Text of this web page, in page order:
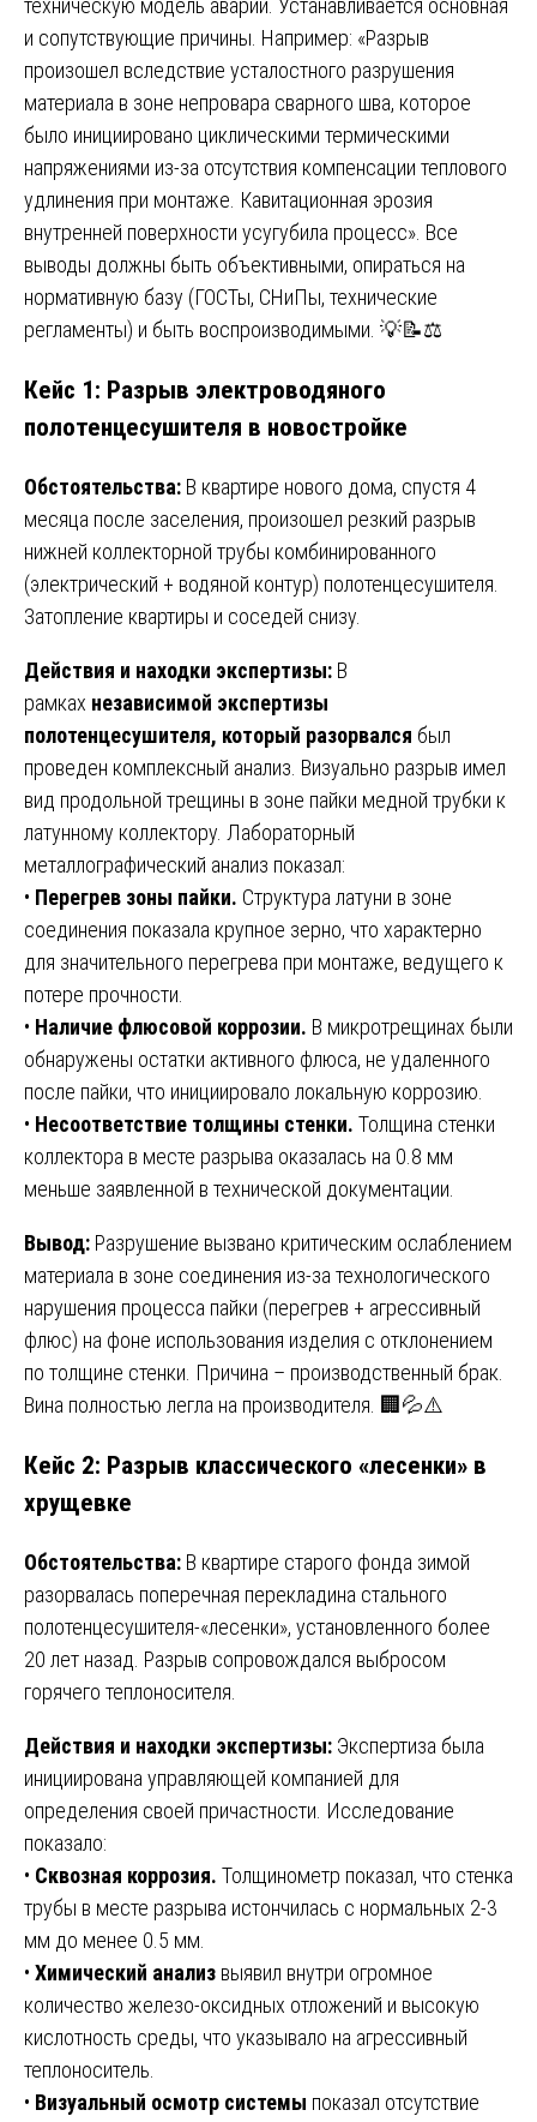
техническую модель аварии. Устанавливается основная
и сопутствующие причины. Например: «Разрыв
произошел вследствие усталостного разрушения
материала в зоне непровара сварного шва, которое
было инициировано циклическими термическими
напряжениями из-за отсутствия компенсации теплового
удлинения при монтаже. Кавитационная эрозия
внутренней поверхности усугубила процесс». Все
выводы должны быть объективными, опираться на
нормативную базу (ГОСТы, СНиПы, технические
регламенты) и быть воспроизводимыми. 💡📝⚖️
Кейс 1: Разрыв электроводяного
полотенцесушителя в новостройке
Обстоятельства: В квартире нового дома, спустя 4
месяца после заселения, произошел резкий разрыв
нижней коллекторной трубы комбинированного
(электрический + водяной контур) полотенцесушителя.
Затопление квартиры и соседей снизу.
Действия и находки экспертизы: В
рамках независимой экспертизы
полотенцесушителя, который разорвался был
проведен комплексный анализ. Визуально разрыв имел
вид продольной трещины в зоне пайки медной трубки к
латунному коллектору. Лабораторный
металлографический анализ показал:
• Перегрев зоны пайки. Структура латуни в зоне
соединения показала крупное зерно, что характерно
для значительного перегрева при монтаже, ведущего к
потере прочности.
• Наличие флюсовой коррозии. В микротрещинах были
обнаружены остатки активного флюса, не удаленного
после пайки, что инициировало локальную коррозию.
• Несоответствие толщины стенки. Толщина стенки
коллектора в месте разрыва оказалась на 0.8 мм
меньше заявленной в технической документации.
Вывод: Разрушение вызвано критическим ослаблением
материала в зоне соединения из-за технологического
нарушения процесса пайки (перегрев + агрессивный
флюс) на фоне использования изделия с отклонением
по толщине стенки. Причина – производственный брак.
Вина полностью легла на производителя. 🏢💦⚠️
Кейс 2: Разрыв классического «лесенки» в
хрущевке
Обстоятельства: В квартире старого фонда зимой
разорвалась поперечная перекладина стального
полотенцесушителя-«лесенки», установленного более
20 лет назад. Разрыв сопровождался выбросом
горячего теплоносителя.
Действия и находки экспертизы: Экспертиза была
инициирована управляющей компанией для
определения своей причастности. Исследование
показало:
• Сквозная коррозия. Толщинометр показал, что стенка
трубы в месте разрыва истончилась с нормальных 2-3
мм до менее 0.5 мм.
• Химический анализ выявил внутри огромное
количество железо-оксидных отложений и высокую
кислотность среды, что указывало на агрессивный
теплоноситель.
• Визуальный осмотр системы показал отсутствие